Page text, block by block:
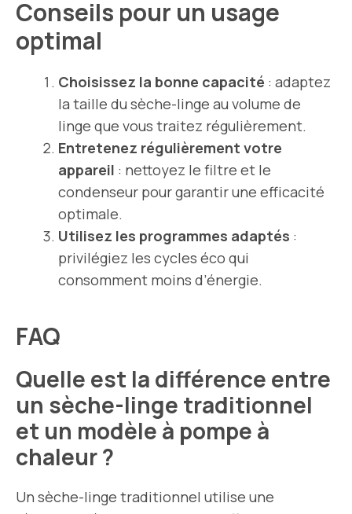
Conseils pour un usage
optimal
Choisissez la bonne capacité : adaptez
la taille du sèche-linge au volume de
linge que vous traitez régulièrement.
Entretenez régulièrement votre
appareil : nettoyez le filtre et le
condenseur pour garantir une efficacité
optimale.
Utilisez les programmes adaptés :
privilégiez les cycles éco qui
consomment moins d’énergie.
FAQ
Quelle est la différence entre
un sèche-linge traditionnel
et un modèle à pompe à
chaleur ?
Un sèche-linge traditionnel utilise une